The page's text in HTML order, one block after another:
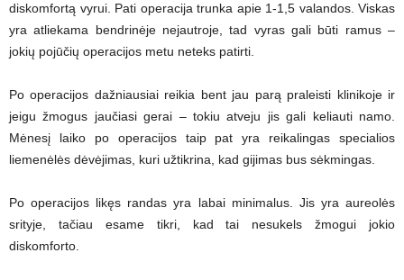
diskomfortą vyrui. Pati operacija trunka apie 1-1,5 valandos. Viskas
yra atliekama bendrinėje nejautroje, tad vyras gali būti ramus –
jokių pojūčių operacijos metu neteks patirti.
Po operacijos dažniausiai reikia bent jau parą praleisti klinikoje ir
jeigu žmogus jaučiasi gerai – tokiu atveju jis gali keliauti namo.
Mėnesį laiko po operacijos taip pat yra reikalingas specialios
liemenėlės dėvėjimas, kuri užtikrina, kad gijimas bus sėkmingas.
Po operacijos likęs randas yra labai minimalus. Jis yra aureolės
srityje, tačiau esame tikri, kad tai nesukels žmogui jokio
diskomforto.